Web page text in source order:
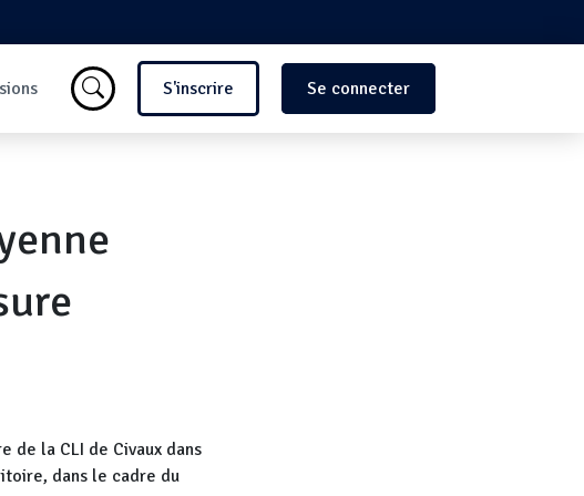
cours
Menu du compte de
S'inscrire Se connecter
de la CLI de Civaux dans
dans le cadre du